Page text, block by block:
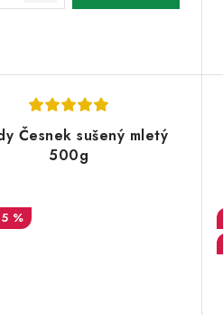
Česnek sušený mletý
500g
%